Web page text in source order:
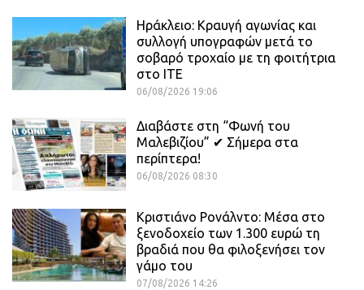
Ηράκλειο: Κραυγή αγωνίας και
συλλογή υπογραφών μετά το
σοβαρό τροχαίο με τη φοιτήτρια
στο ΙΤΕ
06/08/2026 19:06
Διαβάστε στη “Φωνή του
Μαλεβιζίου” ✔ Σήμερα στα
περίπτερα!
06/08/2026 08:30
Κριστιάνο Ρονάλντο: Μέσα στο
ξενοδοχείο των 1.300 ευρώ τη
βραδιά που θα φιλοξενήσει τον
γάμο του
07/08/2026 14:26